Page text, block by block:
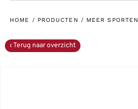
HOME / PRODUCTEN / MEER SPORTEN